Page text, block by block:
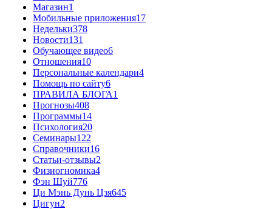
Магазин1
Мобильные приложения17
Недельки378
Новости131
Обучающее видео6
Отношения10
Персональные календари4
Помощь по сайту6
ПРАВИЛА БЛОГА1
Прогнозы408
Программы14
Психология20
Семинары122
Справочники16
Статьи-отзывы2
Физиогномика4
Фэн Шуй776
Ци Мэнь Дунь Цзя645
Цигун2